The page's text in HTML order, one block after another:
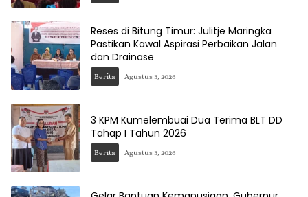
Reses di Bitung Timur: Julitje Maringka
Pastikan Kawal Aspirasi Perbaikan Jalan
dan Drainase
Berita Agustus 3, 2026
3 KPM Kumelembuai Dua Terima BLT DD
Tahap I Tahun 2026
Berita Agustus 3, 2026